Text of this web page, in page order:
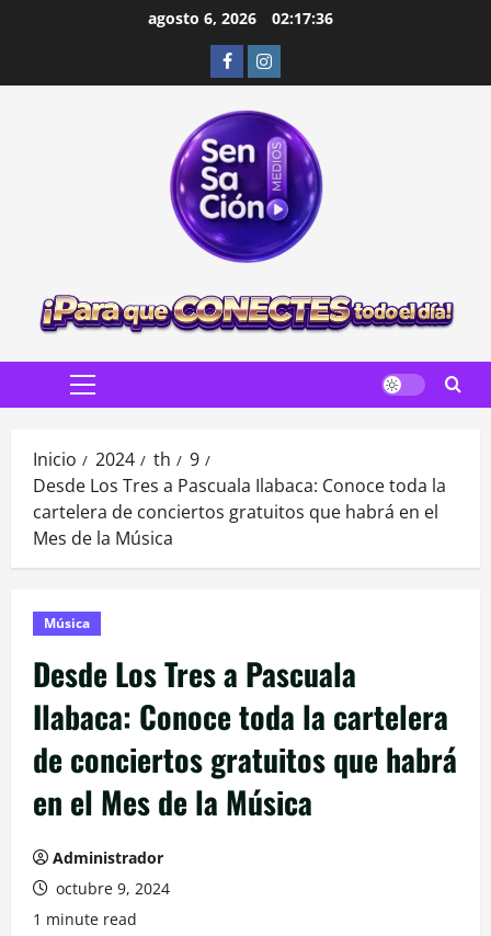
agosto 6, 2026 02:17:37
FacebookInstagram
Menú
Inicio 2024 th
9
Desde Los Tres a Pascuala Ilabaca: Conoce toda la
cartelera de conciertos gratuitos que habrá en el
Mes de la Música
Música
Desde Los Tres a Pascuala
Ilabaca: Conoce toda la cartelera
de conciertos gratuitos que habrá
en el Mes de la Música
Administrador
octubre 9, 2024
1 minute read